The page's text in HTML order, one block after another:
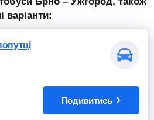
варіанти:
Подивитись